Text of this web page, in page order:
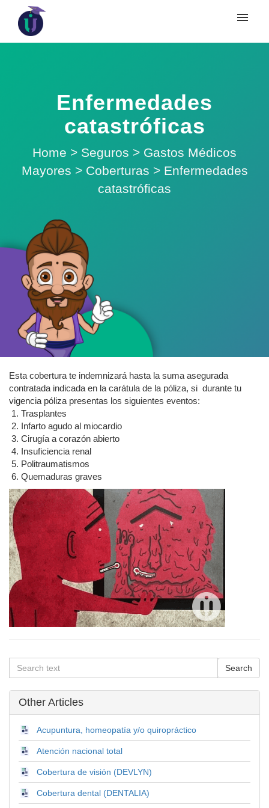
Enfermedades
catastróficas
Home > Seguros > Gastos Médicos
Mayores > Coberturas > Enfermedades
catastróficas
Esta cobertura te indemnizará hasta la suma asegurada
contratada indicada en la carátula de la póliza, si durante tu
vigencia póliza presentas los siguientes eventos:
Trasplantes
Infarto agudo al miocardio
Cirugía a corazón abierto
Insuficiencia renal
Politraumatismos
Quemaduras graves
Other Articles
Acupuntura, homeopatía y/o quiropráctico
Atención nacional total
Cobertura de visión (DEVLYN)
Cobertura dental (DENTALIA)